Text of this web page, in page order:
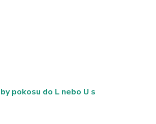
pokosu do L nebo U s